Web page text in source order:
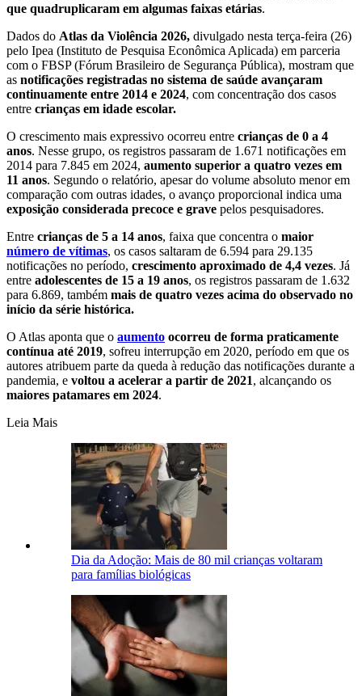
que quadruplicaram em algumas faixas etárias.
Dados do Atlas da Violência 2026, divulgado nesta terça-feira (26)
pelo Ipea (Instituto de Pesquisa Econômica Aplicada) em parceria
com o FBSP (Fórum Brasileiro de Segurança Pública), mostram que
as notificações registradas no sistema de saúde avançaram
continuamente entre 2014 e 2024, com concentração dos casos
entre crianças em idade escolar.
O crescimento mais expressivo ocorreu entre crianças de 0 a 4
anos. Nesse grupo, os registros passaram de 1.671 notificações em
2014 para 7.845 em 2024, aumento superior a quatro vezes em
11 anos. Segundo o relatório, apesar do volume absoluto menor em
comparação com outras idades, o avanço proporcional indica uma
exposição considerada precoce e grave pelos pesquisadores.
Entre crianças de 5 a 14 anos, faixa que concentra o maior
número de vítimas, os casos saltaram de 6.594 para 29.135
notificações no período, crescimento aproximado de 4,4 vezes. Já
entre adolescentes de 15 a 19 anos, os registros passaram de 1.632
para 6.869, também mais de quatro vezes acima do observado no
início da série histórica.
O Atlas aponta que o aumento ocorreu de forma praticamente
contínua até 2019, sofreu interrupção em 2020, período em que os
autores atribuem parte da queda à redução das notificações durante a
pandemia, e voltou a acelerar a partir de 2021, alcançando os
maiores patamares em 2024.
Leia Mais
Dia da Adoção: Mais de 80 mil crianças voltaram
para famílias biológicas